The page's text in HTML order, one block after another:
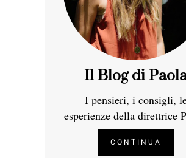
Il Blog di
I pensieri, i consigli,
esperienze della direttrice
CONTINUA